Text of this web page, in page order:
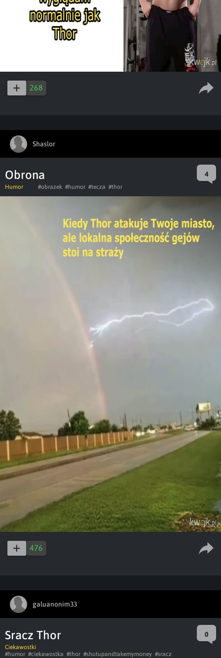
268
Shaslor
Obrona 4
Humor #obrazek #humor #tecza #thor
476
galuanonim33
Sracz Thor 0
Ciekawostki
#humor #ciekawostka #thor #shutupandtakemymoney #sracz